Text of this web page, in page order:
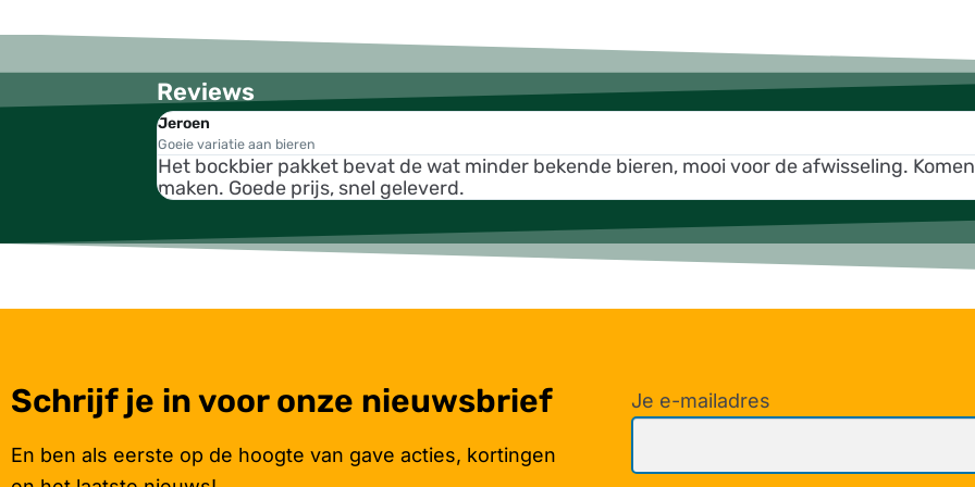
Reviews
Jeroen
Goeie variatie aan bieren
Het bockbier pakket bevat de wat minder bekende bieren, mooi voor de afwisseling.
maken. Goede prijs, snel geleverd.
Schrijf je in voor onze nieuwsbrief
En ben als eerste op de hoogte van gave acties, kortingen
Je e-mailadres